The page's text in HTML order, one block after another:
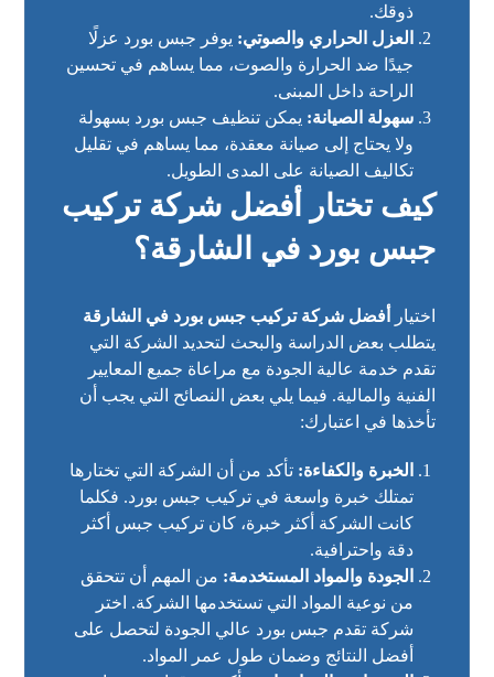
ذوقك.
العزل الحراري والصوتي: يوفر جبس بورد عزلًا
جيدًا ضد الحرارة والصوت، مما يساهم في تحسين
الراحة داخل المبنى.
سهولة الصيانة: يمكن تنظيف جبس بورد بسهولة
ولا يحتاج إلى صيانة معقدة، مما يساهم في تقليل
تكاليف الصيانة على المدى الطويل.
كيف تختار أفضل شركة تركيب
جبس بورد في الشارقة؟
اختيار
أفضل شركة تركيب جبس بورد في الشارقة
يتطلب بعض الدراسة والبحث لتحديد الشركة التي
تقدم خدمة عالية الجودة مع مراعاة جميع المعايير
الفنية والمالية. فيما يلي بعض النصائح التي يجب أن
تأخذها في اعتبارك:
الخبرة والكفاءة: تأكد من أن الشركة التي تختارها
تمتلك خبرة واسعة في تركيب جبس بورد. فكلما
كانت الشركة أكثر خبرة، كان تركيب جبس أكثر
دقة واحترافية.
الجودة والمواد المستخدمة: من المهم أن تتحقق
من نوعية المواد التي تستخدمها الشركة. اختر
شركة تقدم جبس بورد عالي الجودة لتحصل على
أفضل النتائج وضمان طول عمر المواد.